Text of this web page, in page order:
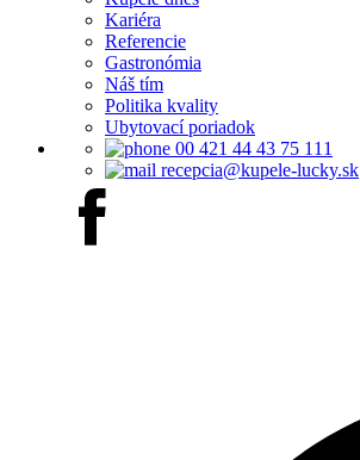
Kariéra
Referencie
Gastronómia
Náš tím
Politika kvality
Ubytovací poriadok
00 421 44 43 75 111
recepcia@kupele-lucky.sk